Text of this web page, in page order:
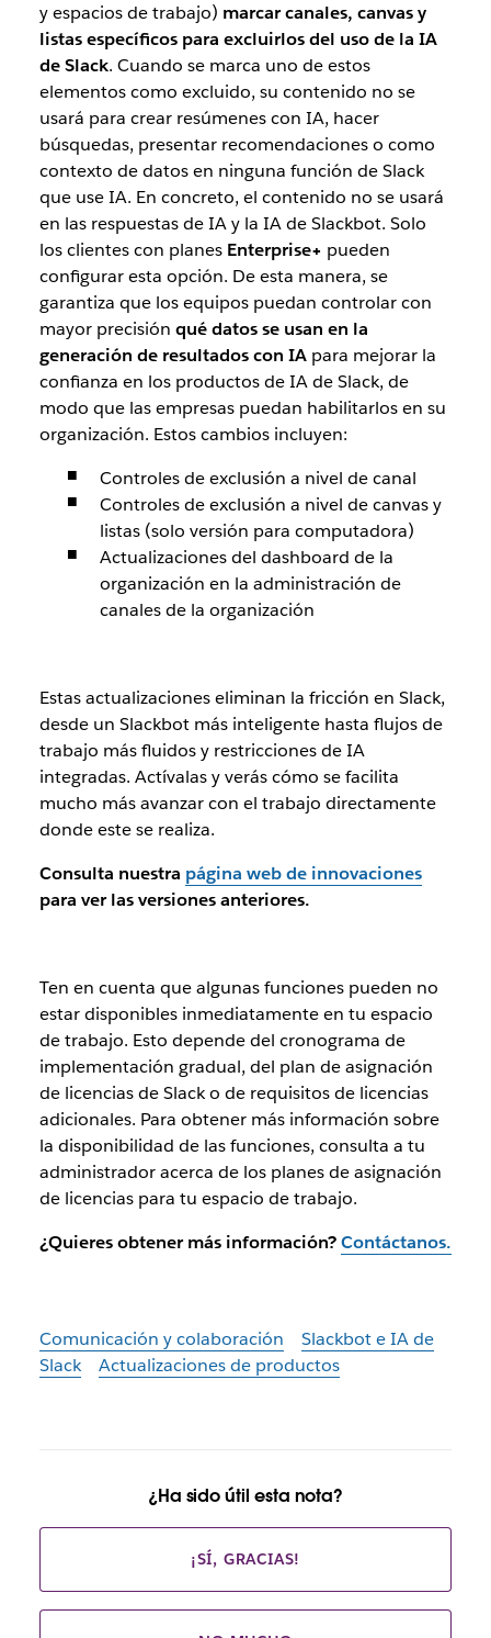
y espacios de trabajo) marcar canales, canvas y
listas específicos para excluirlos del uso de la IA
de Slack. Cuando se marca uno de estos
elementos como excluido, su contenido no se
usará para crear resúmenes con IA, hacer
búsquedas, presentar recomendaciones o como
contexto de datos en ninguna función de Slack
que use IA. En concreto, el contenido no se usará
en las respuestas de IA y la IA de Slackbot. Solo
los clientes con planes Enterprise+ pueden
configurar esta opción. De esta manera, se
garantiza que los equipos puedan controlar con
mayor precisión qué datos se usan en la
generación de resultados con IApara mejorar la
confianza en los productos de IA de Slack, de
modo que las empresas puedan habilitarlos en su
organización. Estos cambios incluyen:
Controles de exclusión a nivel de canal
Controles de exclusión a nivel de canvas y
listas (solo versión para computadora)
Actualizaciones del dashboard de la
organización en la administración de
canales de la organización
Estas actualizaciones eliminan la fricción en Slack,
desde un Slackbot más inteligente hasta flujos de
trabajo más fluidos y restricciones de IA
integradas. Actívalas y verás cómo se facilita
mucho más avanzar con el trabajo directamente
donde este se realiza.
Consulta nuestra página web de innovaciones
para ver las versiones anteriores.
Ten en cuenta que algunas funciones pueden no
estar disponibles inmediatamente en tu espacio
de trabajo. Esto depende del cronograma de
implementación gradual, del plan de asignación
de licencias de Slack o de requisitos de licencias
adicionales. Para obtener más información sobre
la disponibilidad de las funciones, consulta a tu
administrador acerca de los planes de asignación
de licencias para tu espacio de trabajo.
¿Quieres obtener más información?Contáctanos.
Comunicación y colaboración
Slackbot e IA de
Slack
Actualizaciones de productos
¿Ha sido útil esta nota?
¡SÍ, GRACIAS!